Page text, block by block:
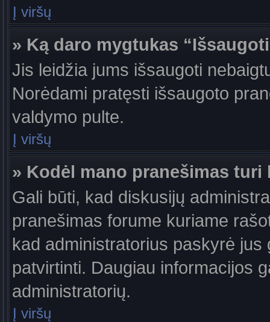
Į viršų
» Ką daro mygtukas
Jis leidžia jums išsaugoti
Norėdami pratęsti išsaugoto
valdymo pulte.
Į viršų
» Kodėl mano pranešimas
Gali būti, kad diskusijų
pranešimas forume kuriame
kad administratorius paskyrė
patvirtinti. Daugiau informacijos
administratorių.
Į viršų